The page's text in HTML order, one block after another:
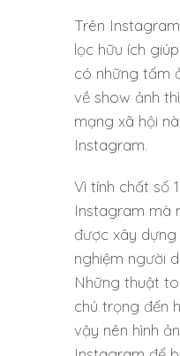
Trên
lọc hữu ích
có những tấm
về show ảnh
mạng xã hội
Instagram.
Vì tính chất số
Instagram mà
được xây
nghiệm người
Những thuật
chú trọng đến
vậy nên hình